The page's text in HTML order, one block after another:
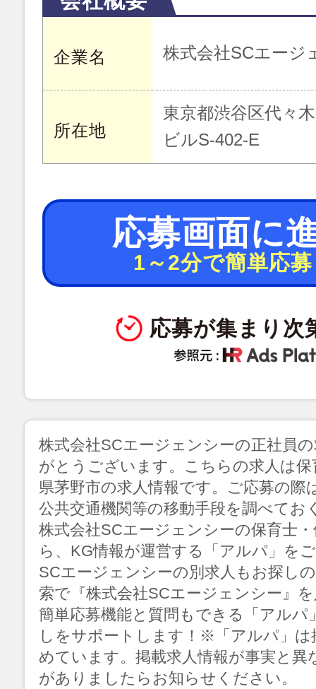
企業名 株式会社SCエージ
所在地
東京都渋谷区代々
ビルS-402-E
応募画面に
1～2分で簡単応
応募が集まり次
株式会社SCエージェンシーの正社員
がとうございます。こちらの求人は
県茅野市の求人情報です。ご応募の際
公共交通機関等の移動手段を調べてお
株式会社SCエージェンシーの保育士
ら、KG情報が運営する「アルパ」を
SCエージェンシーの別求人もお探し
索で『株式会社SCエージェンシー』
簡単応募機能と質問もできる「アル
しをサポートします！※「アルパ」は
めています。掲載求人情報が事実と異
がありましたらお知らせください。